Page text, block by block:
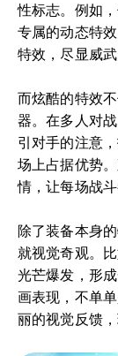
性标志。例如
专属的动态特
特效，尽显威武
而炫酷的特效
器。在多人对
引对手的注意
场上占据优势
情，让每场战
除了装备本身
就视觉奇观。
光芒爆发，形
画表现，不单
丽的视觉反馈